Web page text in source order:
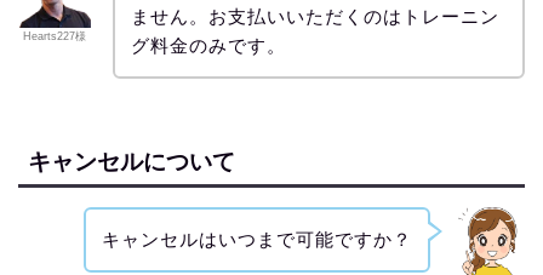
Hearts227様
ません。お支払いいただくのはトレーニン
グ料金のみです。
キャンセルについて
キャンセルはいつまで可能ですか？